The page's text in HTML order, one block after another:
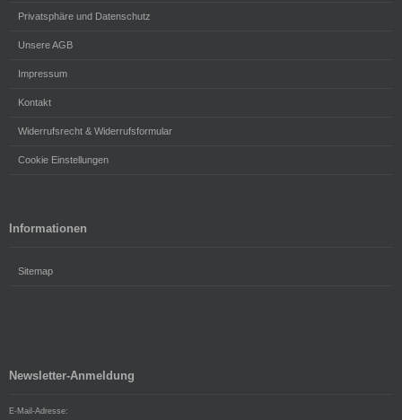
Privatsphäre und Datenschutz
Unsere AGB
Impressum
Kontakt
Widerrufsrecht & Widerrufsformular
Cookie Einstellungen
Informationen
Sitemap
Newsletter-Anmeldung
E-Mail-Adresse: